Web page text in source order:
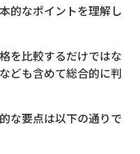
的なポイントを理解し
を比較するだけではな
ども含めて総合的に判
な要点は以下の通りで